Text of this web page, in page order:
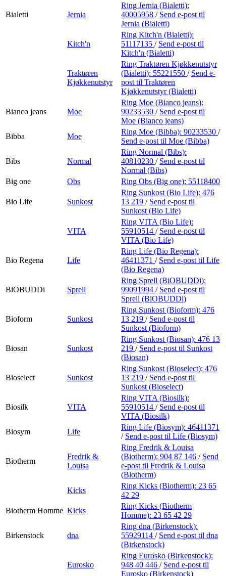
Bialetti Jernia
Ring Jernia (Bialetti):
40005958 / Send e-post til
Jernia (Bialetti)
Kitch'n
Ring Kitch'n (Bialetti):
51117135 / Send e-post til
Kitch'n (Bialetti)
Traktøren
Kjøkkenutstyr
Ring Traktøren Kjøkkenutstyr
(Bialetti): 55221550 / Send e-
post til Traktøren
Kjøkkenutstyr (Bialetti)
Bianco jeans Moe
Ring Moe (Bianco jeans):
90233530 / Send e-post til
Moe (Bianco jeans)
Bibba
Moe
Ring Moe (Bibba): 90233530 /
Send e-post til Moe (Bibba)
Bibs Normal
Ring Normal (Bibs):
40810230 / Send e-post til
Normal (Bibs)
Big one
Obs Ring Obs (Big one): 55118400
Bio Life Sunkost
Ring Sunkost (Bio Life): 476
13 219 / Send e-post til
Sunkost (Bio Life)
VITA
Ring VITA (Bio Life):
55910514 / Send e-post til
VITA (Bio Life)
Bio Regena Life
Ring Life (Bio Regena):
46411371 / Send e-post til Life
(Bio Regena)
BiOBUDDi Sprell
Ring Sprell (BiOBUDDi):
99091994 / Send e-post til
Sprell (BiOBUDDi)
Bioform Sunkost
Ring Sunkost (Bioform): 476
13 219 / Send e-post til
Sunkost (Bioform)
Biosan Sunkost
Ring Sunkost (Biosan): 476 13
219 / Send e-post til Sunkost
(Biosan)
Bioselect Sunkost
Ring Sunkost (Bioselect): 476
13 219 / Send e-post til
Sunkost (Bioselect)
Biosilk VITA
Ring VITA (Biosilk):
55910514 / Send e-post til
VITA (Biosilk)
Biosym
Life
Ring Life (Biosym): 46411371
/ Send e-post til Life (Biosym)
Biotherm
Fredrik &
Louisa
Ring Fredrik & Louisa
(Biotherm): 904 87 146 / Send
e-post til Fredrik & Louisa
(Biotherm)
Kicks
Ring Kicks (Biotherm): 23 65
42 29
Biotherm Homme Kicks
Ring Kicks (Biotherm
Homme): 23 65 42 29
Birkenstock dna
Ring dna (Birkenstock):
55929114 / Send e-post til dna
(Birkenstock)
Eurosko
Ring Eurosko (Birkenstock):
948 40 446 / Send e-post til
Eurosko (Birkenstock)